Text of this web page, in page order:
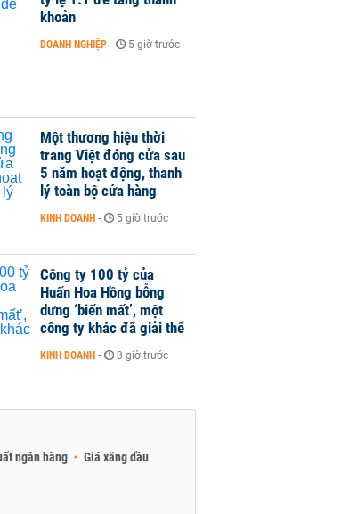
khoản
DOANH NGHIỆP - 5 giờ trước
Một thương hiệu thời
trang Việt đóng cửa sau
5 năm hoạt động, thanh
lý toàn bộ cửa hàng
KINH DOANH - 5 giờ trước
Công ty 100 tỷ của
Huấn Hoa Hồng bỗng
dưng ‘biến mất’, một
công ty khác đã giải thể
KINH DOANH - 3 giờ trước
ngân hàng
Giá xăng dầu